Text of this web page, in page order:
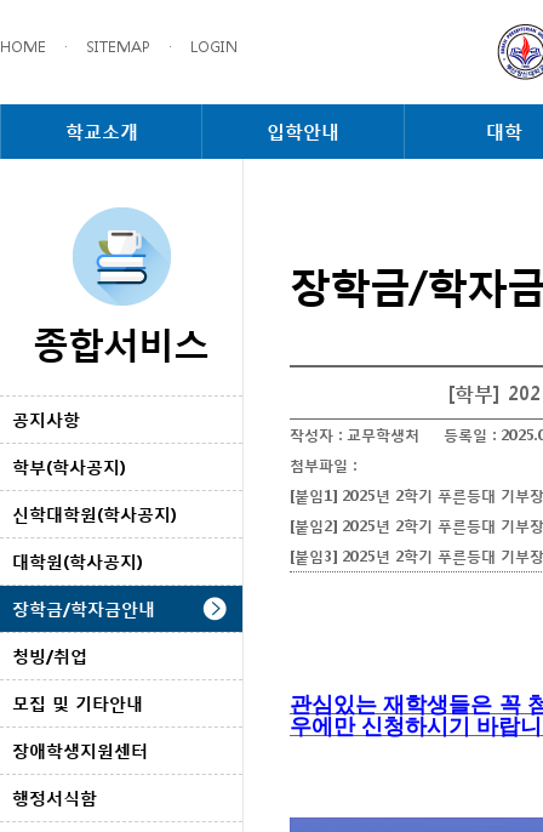
HOME · SITEMAP · LOGIN
학교소개 입학안내 대학
종합서비스
공지사항
학부(학사공지)
신학대학원(학사공지)
대학원(학사공지)
장학금/학자금안내
청빙/취업
모집 및 기타안내
장애학생지원센터
행정서식함
장학금/학자
[학부]
작성자 : 교무학생처 등록일 :
첨부파일 :
[붙임1] 2025년 2학기 푸른등대 기부
[붙임2] 2025년 2학기 푸른등대 기부
[붙임3] 2025년 2학기 푸른등대 기부
관심있는 재학생들은 꼭
우에만 신청하시기 바랍